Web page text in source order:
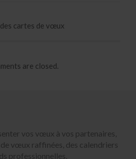
cartes de vœux
are closed.
vos vœux à vos partenaires,
vœux raffinées, des calendriers
professionnelles.